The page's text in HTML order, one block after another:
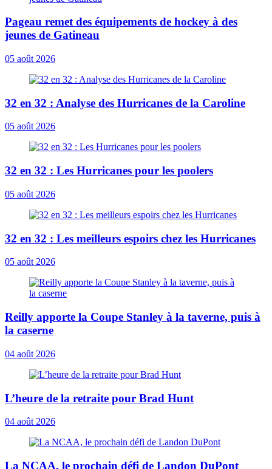
Pageau remet des équipements de hockey à des
jeunes de Gatineau
05 août 2026
32 en 32 : Analyse des Hurricanes de la Caroline
05 août 2026
32 en 32 : Les Hurricanes pour les poolers
05 août 2026
32 en 32 : Les meilleurs espoirs chez les Hurricanes
05 août 2026
Reilly apporte la Coupe Stanley à la taverne, puis à
la caserne
04 août 2026
L’heure de la retraite pour Brad Hunt
04 août 2026
La NCAA, le prochain défi de Landon DuPont